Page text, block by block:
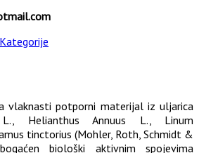
vlaknasti potporni materijal iz uljarica
L., Helianthus Annuus L., Linum
tinctorius (Mohler, Roth, Schmidt &
biološki aktivnim spojevima